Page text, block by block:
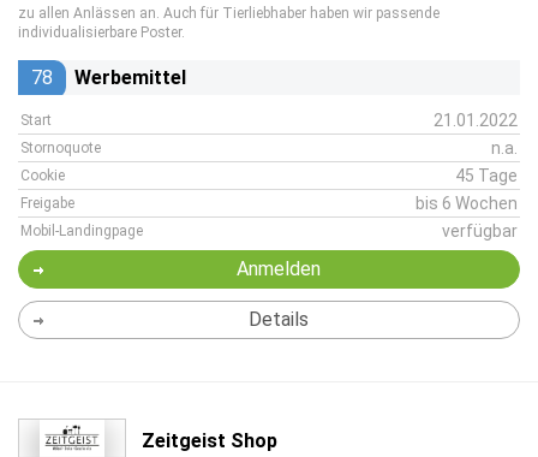
zu allen Anlässen an. Auch für Tierliebhaber haben wir passende
individualisierbare Poster.
78 Werbemittel
Start 21.01.2022
Stornoquote n.a.
Cookie 45 Tage
Freigabe bis 6 Wochen
Mobil-Landingpage verfügbar
Anmelden
Details
Zeitgeist Shop